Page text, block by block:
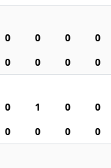
0 0 0 0
0 0 0 0
0 1 0 0
0 0 0 0